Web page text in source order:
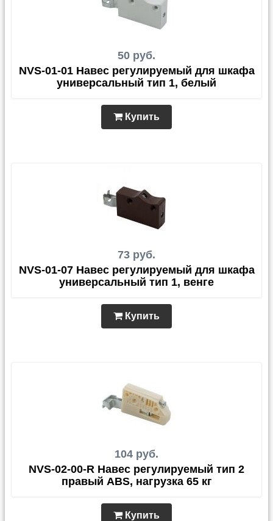
50 руб.
NVS-01-01 Навес регулируемый для шкафа
универсальный тип 1, белый
Купить
73 руб.
NVS-01-07 Навес регулируемый для шкафа
универсальный тип 1, венге
Купить
104 руб.
NVS-02-00-R Навес регулируемый тип 2
правый ABS, нагрузка 65 кг
Купить